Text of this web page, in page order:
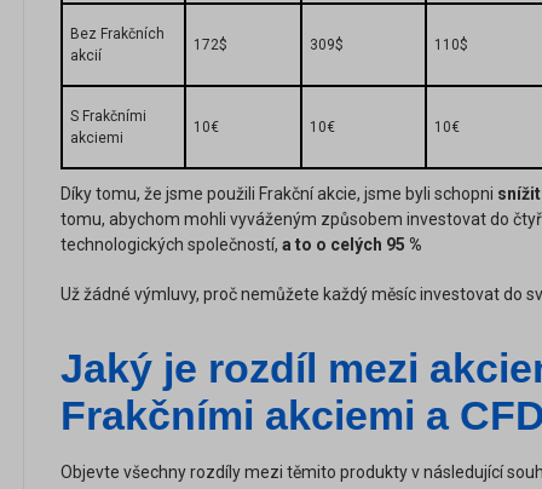
Bez Frakčních
akcií
172$ 309$ 110$
S Frakčními
akciemi
10€ 10€ 10€
Díky tomu, že jsme použili Frakční akcie, jsme byli schopni
tomu, abychom mohli vyváženým způsobem investovat do
technologických společností, a to o celých 95 %
Už žádné výmluvy, proč nemůžete každý měsíc investovat do
Jaký je rozdíl mezi
Frakčními akciemi a
Objevte všechny rozdíly mezi těmito produkty v následující